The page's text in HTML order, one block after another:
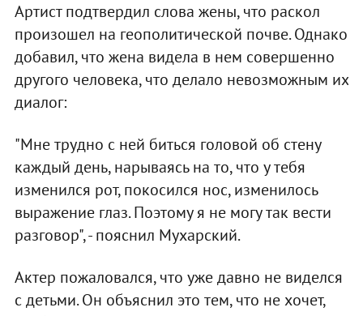
Артист подтвердил слова жены, что раскол
произошел на геополитической почве. Однако
добавил, что жена видела в нем совершенно
другого человека, что делало невозможным их
диалог:
"Мне трудно с ней биться головой об стену
каждый день, нарываясь на то, что у тебя
изменился рот, покосился нос, изменилось
выражение глаз. Поэтому я не могу так вести
разговор", - пояснил Мухарский.
Актер пожаловался, что уже давно не виделся
с детьми. Он объяснил это тем, что не хочет,